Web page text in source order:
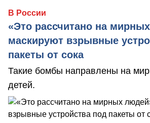
В России
«Это рассчитано на
маскируют взрывные
пакеты от сока
Такие бомбы направлены на
детей.